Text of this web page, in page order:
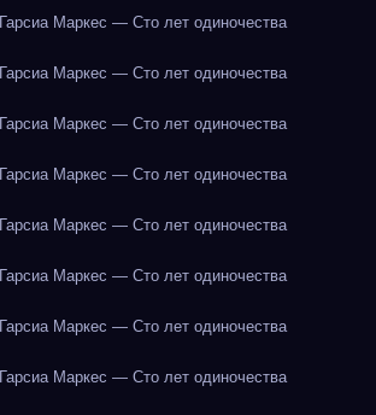
Маркес — Сто лет одиночества
Маркес — Сто лет одиночества
Маркес — Сто лет одиночества
Маркес — Сто лет одиночества
Маркес — Сто лет одиночества
Маркес — Сто лет одиночества
Маркес — Сто лет одиночества
Маркес — Сто лет одиночества